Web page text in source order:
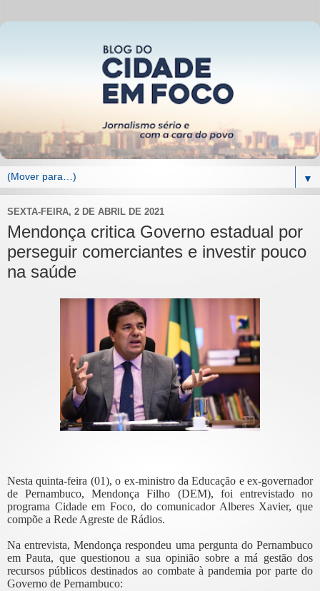
▼
SEXTA-FEIRA, 2 DE ABRIL DE 2021
Mendonça critica Governo estadual por
perseguir comerciantes e investir pouco
na saúde
Nesta quinta-feira (01), o ex-ministro da Educação e ex-governador
de Pernambuco, Mendonça Filho (DEM), foi entrevistado no
programa Cidade em Foco, do comunicador Alberes Xavier, que
compõe a Rede Agreste de Rádios.
Na entrevista, Mendonça respondeu uma pergunta do Pernambuco
em Pauta, que questionou a sua opinião sobre a má gestão dos
recursos públicos destinados ao combate à pandemia por parte do
Governo de Pernambuco: